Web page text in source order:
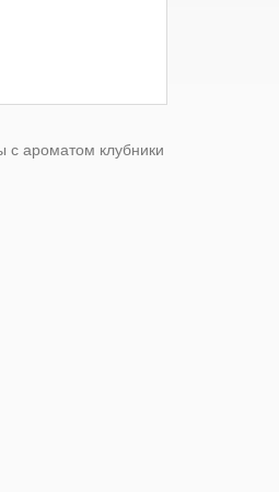
с ароматом клубники